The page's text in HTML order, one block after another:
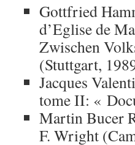
Gottfried
d’Eglise de
Zwischen
(Stuttgart,
Jacques
tome II: «
Martin Bucer
F. Wright